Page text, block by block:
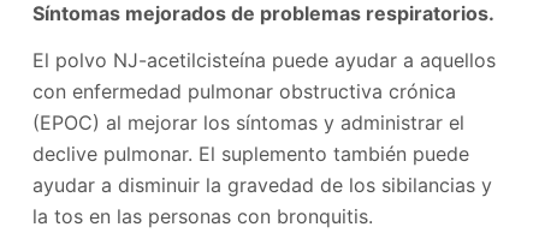
Síntomas mejorados de problemas respiratorios.
El polvo NJ-acetilcisteína puede ayudar a aquellos
con enfermedad pulmonar obstructiva crónica
(EPOC) al mejorar los síntomas y administrar el
declive pulmonar. El suplemento también puede
ayudar a disminuir la gravedad de los sibilancias y
la tos en las personas con bronquitis.